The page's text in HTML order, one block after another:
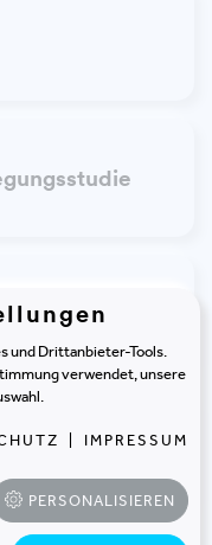
und Drittanbieter-Tools.
verwendet, unsere
IMPRESSUM
PERSONALISIEREN